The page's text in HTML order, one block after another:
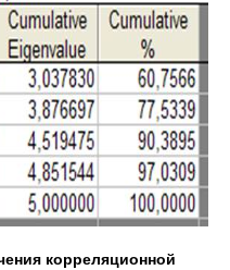
корреляционной